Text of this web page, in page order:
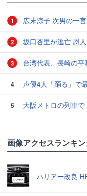
1 広末涼子 次男の一
2 坂口杏里が逃亡 恩
3 台湾代表、長崎の
4 声優4人「踊る」で
5
大阪メトロの列車で
画像アクセスランキ
ハリアー改良